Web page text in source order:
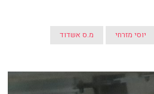
יוסי מזרחי מ.ס אשדוד